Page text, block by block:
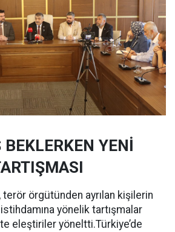
BEKLERKEN YENİ
terör örgütünden ayrılan kişilerin
yönelik tartışmalar
eleştiriler yöneltti.Türkiye’de